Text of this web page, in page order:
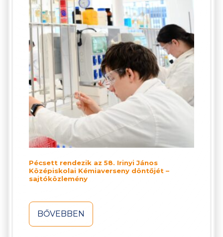
Pécsett rendezik az 58. Irinyi János
Középiskolai Kémiaverseny döntőjét –
sajtóközlemény
BŐVEBBEN